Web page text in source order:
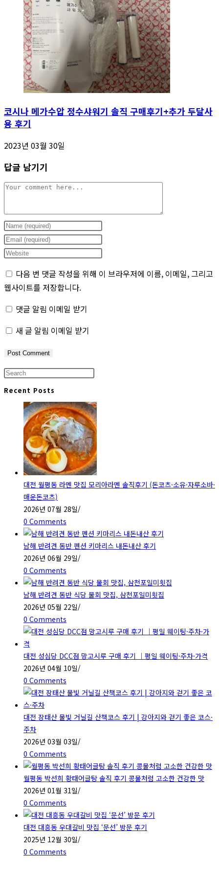
코시나 메가수압 정수샤워기 솔직 구매후기+추가 두달사
용 후기
2023년 03월 30일
답글 남기기
Comment
Enter
your
name
username
to
comment
Enter
your
address
to
comment
Enter
website
URL
(optional)
다음 번 댓글 작성을 위해 이 브라우저에 이름, 이메일, 그리고
웹사이트를 저장합니다.
댓글 알림 이메일 받기
새 글 알림 이메일 받기
Press
close
the
search
panel.
Recent Posts
대전 월평동 라멘 맛집 모리아라멘 솔직후기 (돈코츠·소유·자루소바·
매운돈코츠)
2026년 07월 28일/
0 Comments
남해 반려견 동반 펜션 키마리스 내돈내산 후기
2026년 06월 29일/
0 Comments
남해 반려견 동반 식당 물회 맛집, 삼천포일미횟집
2026년 05월 22일/
0 Comments
대전 성심당 DCC점 망고시루 구매 후기 ｜평일 웨이팅·주차·가격
2026년 04월 10일/
0 Comments
대전 장태산 물빛 거닐길 산책코스 후기 | 강아지와 걷기 좋은 코스·
주차
2026년 03월 03일/
0 Comments
월평동 박선희 황태어글탕 솔직 후기 콩물처럼 고소한 건강한 맛
2026년 01월 31일/
0 Comments
대전 대흥동 우대갈비 맛집 ‘문선’ 방문 후기
2025년 12월 30일/
0 Comments